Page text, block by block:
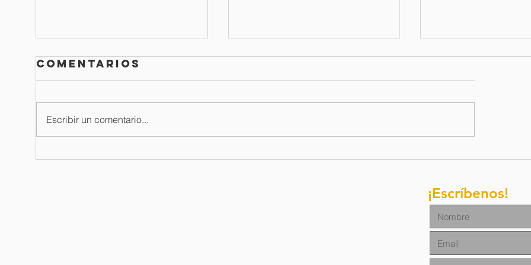
Boletín de
Boletín de
Boletim
junho de
Comentarios
Escribir un comentario...
¡Escríbenos!